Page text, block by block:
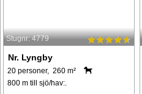
Stugnr: 4779
Nr. Lyngby
20 personer, 260 m²
800 m till sjö/hav:.